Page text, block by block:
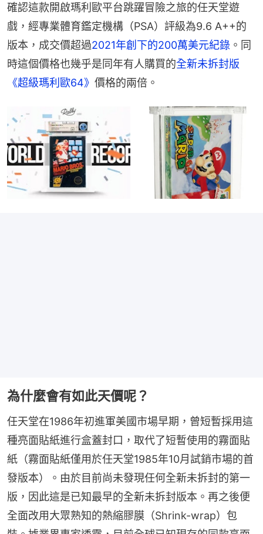
確認這款開啟瑪利歐平台跳躍冒險之旅的任天堂遊
戲，經專業體育鑑定機構（PSA）評級為9.6 A++的
版本，成交價超過2021年創下的200萬美元紀錄 。同
時這個價格也幾乎是同年有人購買的全新未拆封版
《超級瑪利歐64》 價格的兩倍。
為什麼會有如此天價呢？
任天堂在1986年初進軍美國市場早期，曾短暫採用這
種亮面貼紙進行盒蓋封口，取代了短暫使用的霧面貼
紙（霧面貼紙僅用於任天堂1985年10月試銷市場的首
發版本）。由於目前尚未發現任何全新未拆封的第一
版，因此這是已知最早的全新未拆封版本。再之後便
全面改用大眾熟知的熱縮膠膜（Shrink-wrap）包